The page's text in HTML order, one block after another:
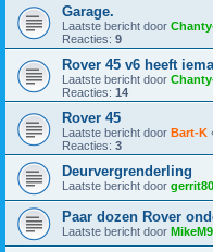
Garage.
Laatste bericht door
Reacties: 9
Rover 45 v6 heeft
Laatste bericht door
Reacties: 14
Rover 45
Laatste bericht door Bart-K
Reacties: 3
Deurvergrenderling
Laatste bericht door
Paar dozen Rover
Laatste bericht door